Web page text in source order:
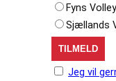
Fyns
Sjællands
Jeg vil